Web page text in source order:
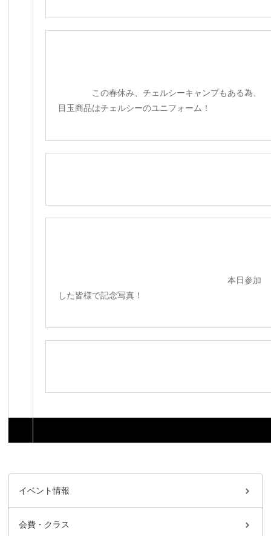
この春休み、チェルシーキャンプもある為、
目玉商品はチェルシーのユニフォーム！
本日参加
した皆様で記念写真！
イベント情報
会費・クラス